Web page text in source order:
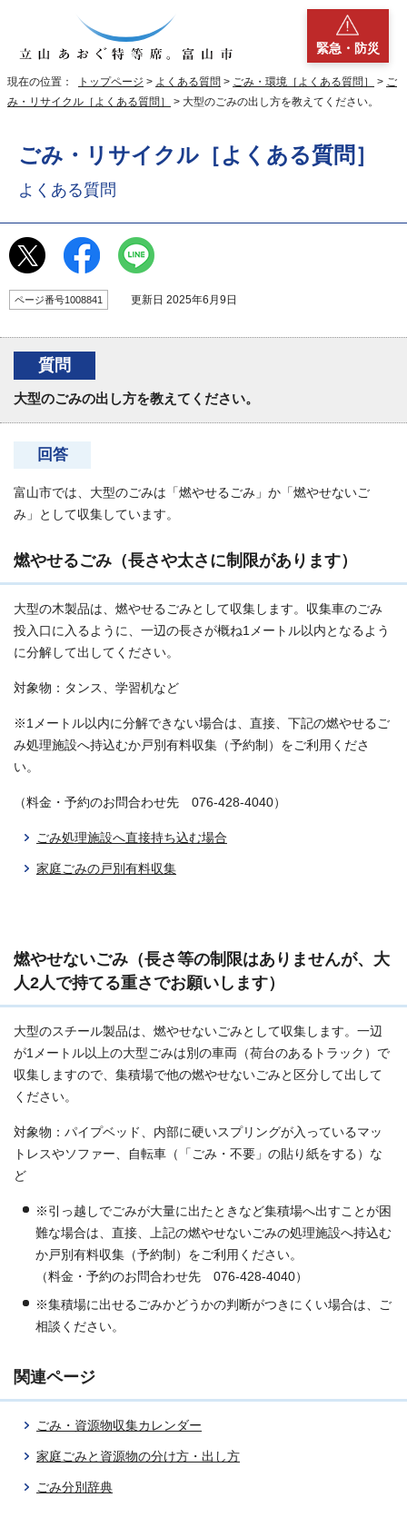
緊急・防災
現在の位置： トップページ > よくある質問 > ごみ・環境［よくある質問］ > ご
み・リサイクル［よくある質問］
> 大型のごみの出し方を教えてください。
ごみ・リサイクル［よくある質問］
よくある質問
ページ番号1008841 更新日 2025年6月9日
質問
大型のごみの出し方を教えてください。
回答
富山市では、大型のごみは「燃やせるごみ」か「燃やせないご
み」として収集しています。
燃やせるごみ（長さや太さに制限があります）
大型の木製品は、燃やせるごみとして収集します。収集車のごみ
投入口に入るように、一辺の長さが概ね1メートル以内となるよう
に分解して出してください。
対象物：タンス、学習机など
※1メートル以内に分解できない場合は、直接、下記の燃やせるご
み処理施設へ持込むか戸別有料収集（予約制）をご利用くださ
い。
（料金・予約のお問合わせ先 076-428-4040）
ごみ処理施設へ直接持ち込む場合
家庭ごみの戸別有料収集
燃やせないごみ（長さ等の制限はありませんが、大
人2人で持てる重さでお願いします）
大型のスチール製品は、燃やせないごみとして収集します。一辺
が1メートル以上の大型ごみは別の車両（荷台のあるトラック）で
収集しますので、集積場で他の燃やせないごみと区分して出して
ください。
対象物：パイプベッド、内部に硬いスプリングが入っているマッ
トレスやソファー、自転車（「ごみ・不要」の貼り紙をする）な
ど
※引っ越しでごみが大量に出たときなど集積場へ出すことが困
難な場合は、直接、上記の燃やせないごみの処理施設へ持込む
か戸別有料収集（予約制）をご利用ください。
（料金・予約のお問合わせ先 076-428-4040）
※集積場に出せるごみかどうかの判断がつきにくい場合は、ご
相談ください。
関連ページ
ごみ・資源物収集カレンダー
家庭ごみと資源物の分け方・出し方
ごみ分別辞典